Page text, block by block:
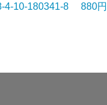
4-10-180341-8 880